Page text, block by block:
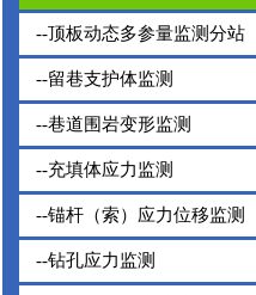
动态监测系统
--顶板动态多参量监测分站
--留巷支护体监测
--巷道围岩变形监测
--充填体应力监测
--锚杆（索）应力位移监测
--钻孔应力监测